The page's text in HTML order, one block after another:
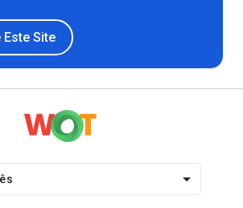
Este Site